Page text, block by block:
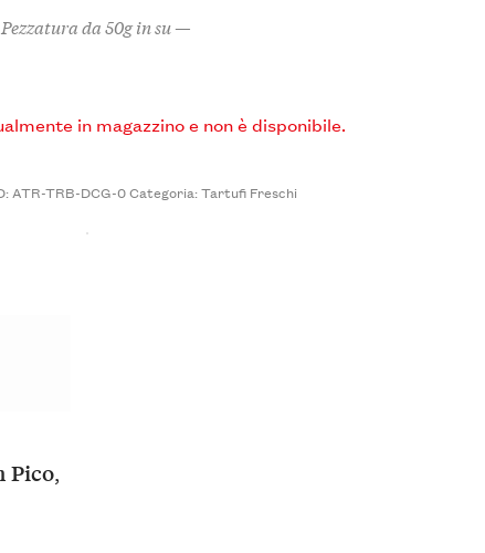
da 50g in su —
in magazzino e non è disponibile.
ATR-TRB-DCG-0Categoria:Tartufi Freschi
Pico,